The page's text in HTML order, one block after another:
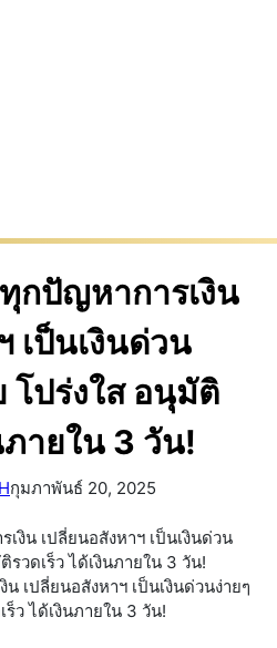
กปัญหาการเงิน
เป็นเงินด่วน
โปร่งใส อนุมัติ
ภายใน 3 วัน!
กุมภาพันธ์ 20, 2025
เปลี่ยนอสังหาฯ เป็นเงินด่วนง่ายๆ
ว ได้เงินภายใน 3 วัน!